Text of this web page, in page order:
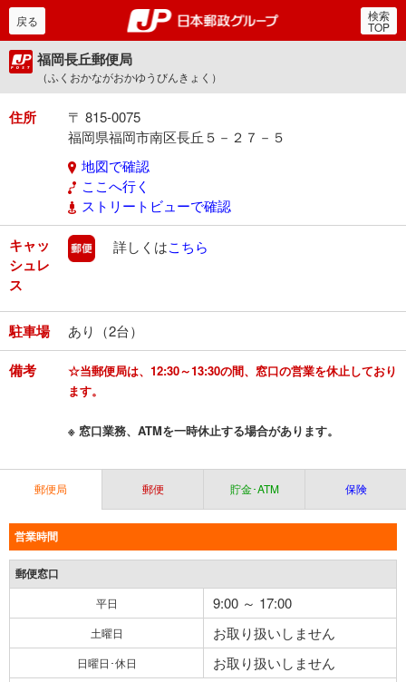
郵便局・日本郵政グルー
戻る 検索
TOP
福岡長丘郵便局
（ふくおかながおかゆうびんきょく）
住所
〒 815-0075
福岡県福岡市南区長丘５－２７－５
地図で確認
ここへ行く
ストリートビューで確認
キャッ
シュレ
ス
郵便
詳しくはこちら
駐車場 あり（2台）
備考
☆当郵便局は、12:30～13:30の間、窓口の営業を休止しており
ます。
※ 窓口業務、ATMを一時休止する場合があります。
郵便局 郵便 貯金･ATM 保険
営業時間
郵便窓口
平日 9:00 ～ 17:00
土曜日 お取り扱いしません
日曜日･休日 お取り扱いしません